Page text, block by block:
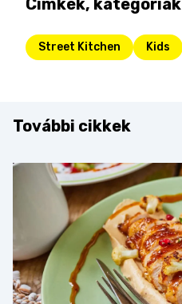
Címkék, kategóriák
Street Kitchen Kids
További cikkek